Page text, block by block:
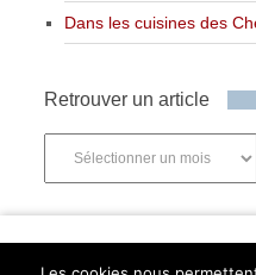
Dans les cuisines des
Retrouver un article